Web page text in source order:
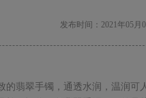
发布时间：2021年05月
翡翠手镯，通透水润，温润可